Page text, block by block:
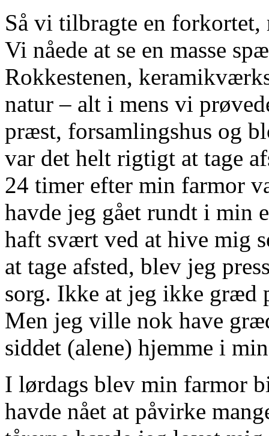
Så vi tilbragte en
Vi nåede at se en masse
Rokkestenen,
natur – alt i mens vi
præst, forsamlingshus og
var det helt rigtigt at tage
24 timer efter min farmor
havde jeg gået rundt i min
haft svært ved at hive mig
at tage afsted, blev jeg
sorg. Ikke at jeg ikke græd
Men jeg ville nok have
siddet (alene) hjemme i
I lørdags blev min farmor
havde nået at påvirke